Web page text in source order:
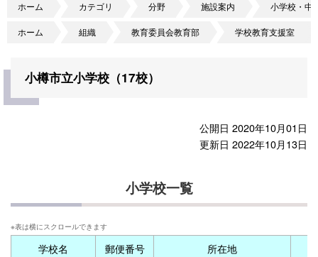
ホーム カテゴリ 分野 施設案内 小学校・中
ホーム 組織 教育委員会教育部 学校教育支援室
小樽市立小学校（17校）
公開日 2020年10月01日
更新日 2022年10月13日
小学校一覧
学校名 郵便番号 所在地